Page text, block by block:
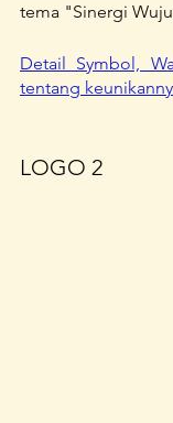
tema "Sinergi
Detail Symbol,
tentang
LOGO 2